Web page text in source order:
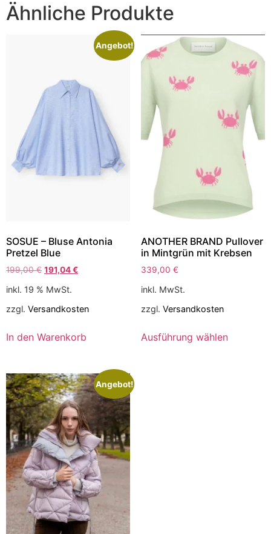
Ähnliche Produkte
Angebot!
SOSUE – Bluse Antonia
Pretzel Blue
199,00€ 191,04€
inkl. 19 % MwSt.
zzgl. Versandkosten
In den Warenkorb
ANOTHER BRAND Pullover
in Mintgrün mit Krebsen
339,00 €
inkl. MwSt.
zzgl. Versandkosten
Ausführung wählen
Angebot!